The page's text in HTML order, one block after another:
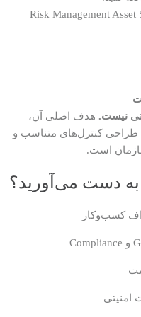
Risk Management Asset
هدف اصلی آن،
طراحی کنترل‌های متناسب و
است.
به دست می‌آورید؟
کسب‌وکار